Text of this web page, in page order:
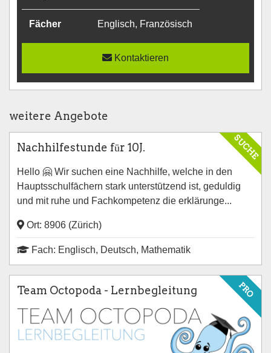
Fächer Englisch, Französisch
Kontaktieren
weitere Angebote
SUCHE
Nachhilfestunde fūr 10J.
Hello 🤗 Wir suchen eine Nachhilfe, welche in den
Hauptsschulfāchern stark unterstūtzend ist, geduldig
und mit ruhe und Fachkompetenz die erklärunge...
Ort: 8906 (Zürich)
Fach: Englisch, Deutsch, Mathematik
PRO
Team Octopoda - Lernbegleitung